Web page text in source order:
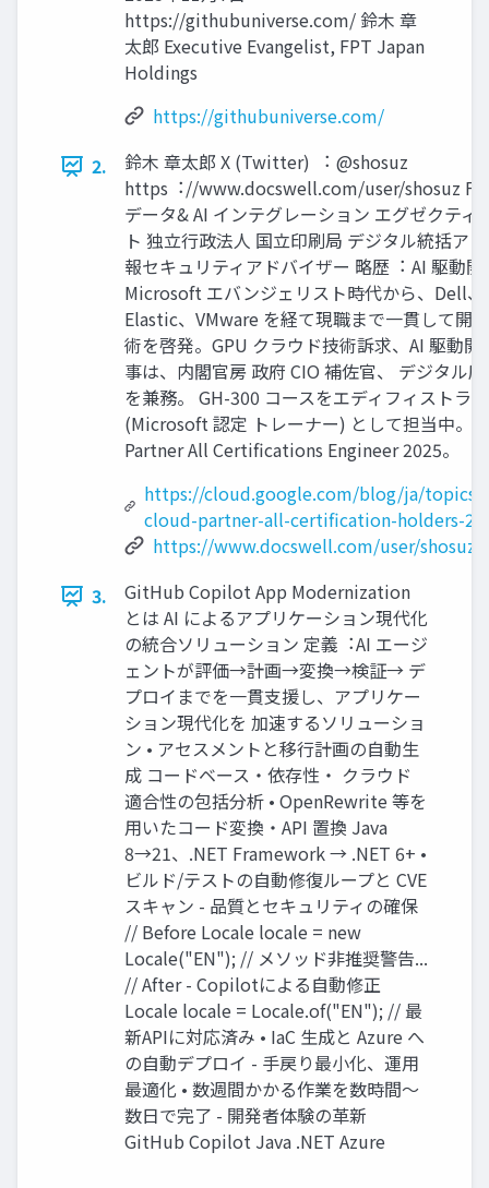
https://githubuniverse.com/ 鈴⽊ 章
太郎 Executive Evangelist, FPT Japan
Holdings
https://githubuniverse.com/
2.
鈴⽊ 章太郎 X (Twitter) ︓ @shosuz
https︓//www.docswell.com/user/shosuz
データ& AI インテグレーション エグゼクティ
ト 独⽴⾏政法⼈ 国⽴印刷局 デジタル統括ア
報セキュリティアドバイザー 略歴︓ AI 駆動
Microsoft エバンジェリスト時代から、Dell
Elastic、VMware を経て現職まで⼀貫して開
術を啓発。GPU クラウド技術訴求、AI 駆動
事は、内閣官房 政府 CIO 補佐官、 デジタル
を兼務。 GH-300 コースをエディフィストラ
(Microsoft 認定 トレーナー) として担当中。
Partner All Certifications Engineer 2025。
https://cloud.google.com/blog/ja/topics/
cloud-partner-all-certification-holders-
https://www.docswell.com/user/shosuz
3.
GitHub Copilot App Modernization
とは AI によるアプリケーション現代化
の統合ソリューション 定義︓AI エージ
ェントが評価→計画→変換→検証→ デ
プロイまでを⼀貫⽀援し、アプリケー
ション現代化を 加速するソリューショ
ン • アセスメントと移⾏計画の⾃動⽣
成 コードベース・依存性・ クラウド
適合性の包括分析 • OpenRewrite 等を
⽤いたコード変換・API 置換 Java
8→21、.NET Framework → .NET 6+ •
ビルド/テストの⾃動修復ループと CVE
スキャン - 品質とセキュリティの確保
// Before Locale locale = new
Locale("EN"); // メソッド⾮推奨警告...
// After - Copilotによる⾃動修正
Locale locale = Locale.of("EN"); // 最
新APIに対応済み • IaC ⽣成と Azure へ
の⾃動デプロイ - ⼿戻り最⼩化、運⽤
最適化 • 数週間かかる作業を数時間〜
数⽇で完了 - 開発者体験の⾰新
GitHub Copilot Java .NET Azure